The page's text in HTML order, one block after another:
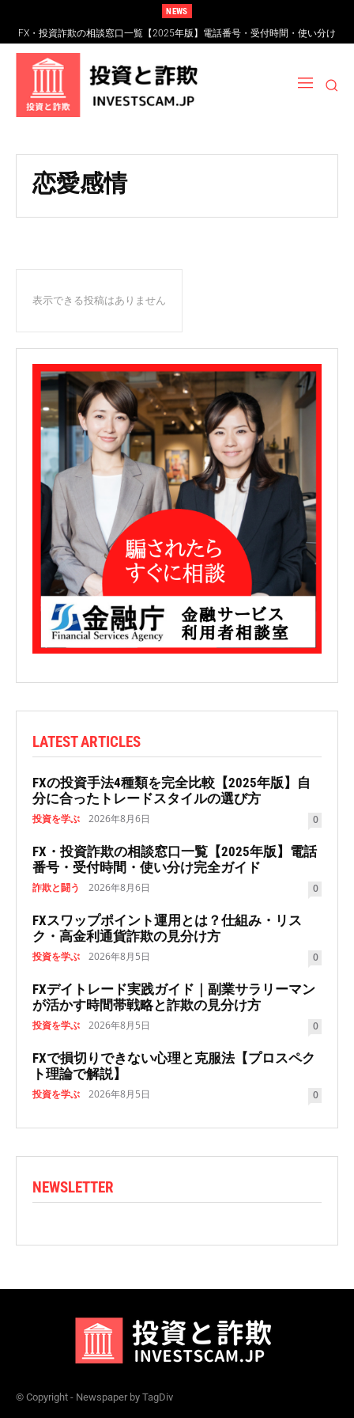
NEWS
FX・投資詐欺の相談窓口一覧【2025年版】電話番号・受付時間・使い分け
完全ガイド
恋愛感情
表示できる投稿はありません
LATEST ARTICLES
FXの投資手法4種類を完全比較【2025年版】自
分に合ったトレードスタイルの選び方
投資を学ぶ 2026年8月6日 0
FX・投資詐欺の相談窓口一覧【2025年版】電話
番号・受付時間・使い分け完全ガイド
詐欺と闘う 2026年8月6日 0
FXスワップポイント運用とは？仕組み・リス
ク・高金利通貨詐欺の見分け方
投資を学ぶ 2026年8月5日 0
FXデイトレード実践ガイド｜副業サラリーマン
が活かす時間帯戦略と詐欺の見分け方
投資を学ぶ 2026年8月5日 0
FXで損切りできない心理と克服法【プロスペク
ト理論で解説】
投資を学ぶ 2026年8月5日 0
NEWSLETTER
© Copyright - Newspaper by TagDiv